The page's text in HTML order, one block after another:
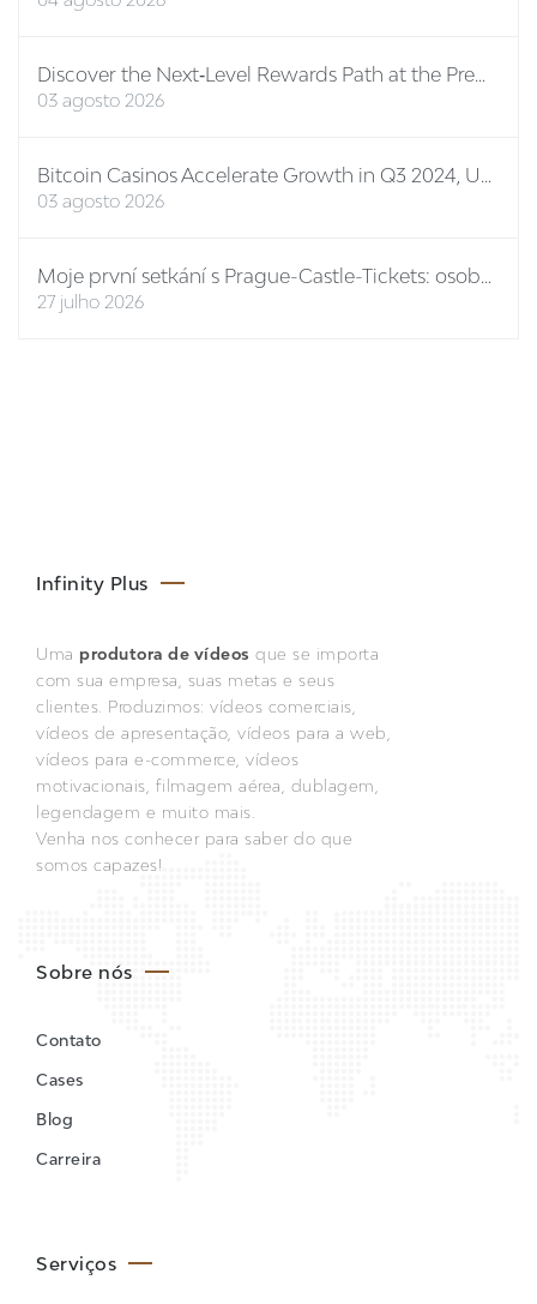
Discover the Next‑Level Rewards Path at the Premier Online Casino No ID
03 agosto 2026
Bitcoin Casinos Accelerate Growth in Q3 2024, Unveiling New Features and Mega Bonuses
03 agosto 2026
Moje první setkání s Prague-Castle-Tickets: osobní report
27 julho 2026
Infinity Plus
Uma produtora de vídeos que se importa
com sua empresa, suas metas e seus
clientes. Produzimos: vídeos comerciais,
vídeos de apresentação, vídeos para a web,
vídeos para e-commerce, vídeos
motivacionais, filmagem aérea, dublagem,
legendagem e muito mais.
Venha nos conhecer para saber do que
somos capazes!
Sobre nós
Contato
Cases
Blog
Carreira
Serviços